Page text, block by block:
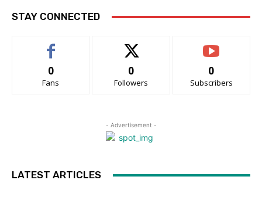
STAY CONNECTED
0
Fans
0
Followers
0
Subscribers
- Advertisement -
LATEST ARTICLES